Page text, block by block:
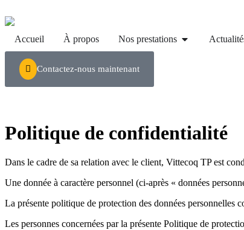
Accueil À propos Nos prestations
Contactez-nous maintenant
Politique de confidentialité
Dans le cadre de sa relation avec le client, Vittecoq TP est
Une donnée à caractère personnel (ci-après « données
La présente politique de protection des données personnelles
Les personnes concernées par la présente Politique de